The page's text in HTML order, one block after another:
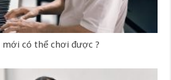
có thể chơi được ?